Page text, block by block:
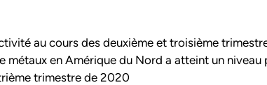
au cours des deuxième et troisième
métaux en Amérique du Nord a atteint un niveau
trimestre de 2020